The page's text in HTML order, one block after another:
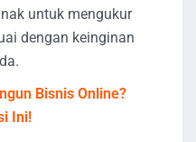
untuk mengukur
dengan keinginan
Bisnis Online?
Ini!